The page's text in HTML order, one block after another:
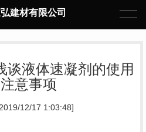
建材有限公司
谈液体速凝剂的使用
意事项
12/17 1:03:48]